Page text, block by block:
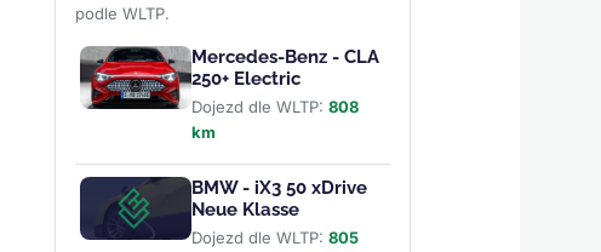
podle WLTP.
Mercedes-Benz - CLA
250+ Electric
Dojezd dle WLTP: 808
km
BMW - iX3 50 xDrive
Neue Klasse
Dojezd dle WLTP: 805